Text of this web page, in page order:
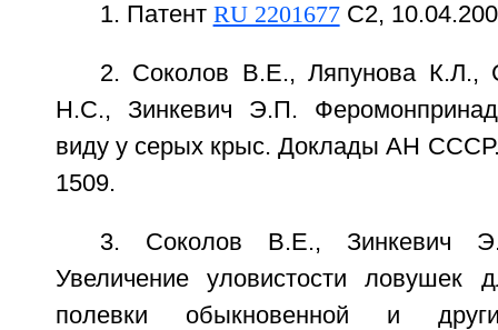
1. Патент RU 2201677С2,
2. Соколов В.Е., Ляпунова К.Л.,
Н.С., Зинкевич Э.П.
виду у серых крыс. Доклады АН
1509.
3. Соколов В.Е., Зинкевич
Увеличение уловистости
полевки обыкновенной и